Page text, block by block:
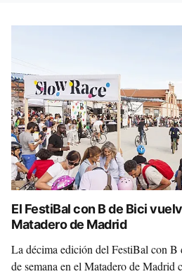
El FestiBal con B de Bici
Matadero de Madrid
La décima edición del FestiBal con B
de semana en el Matadero de Madrid